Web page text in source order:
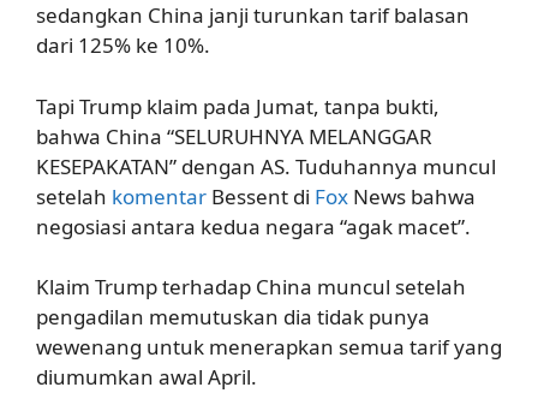
sedangkan China janji turunkan tarif balasan
dari 125% ke 10%.
Tapi Trump klaim pada Jumat, tanpa bukti,
bahwa China “SELURUHNYA MELANGGAR
KESEPAKATAN” dengan AS. Tuduhannya muncul
setelah komentar Bessent di Fox News bahwa
negosiasi antara kedua negara “agak macet”.
Klaim Trump terhadap China muncul setelah
pengadilan memutuskan dia tidak punya
wewenang untuk menerapkan semua tarif yang
diumumkan awal April.